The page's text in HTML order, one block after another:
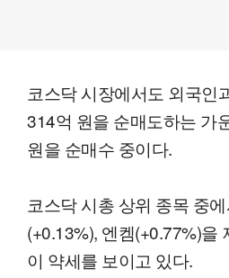
코스닥 시장에서도 외국인
314억 원을 순매도하는 가
원을 순매수 중이다.
코스닥 시총 상위 종목 중
(+0.13%), 엔켐(+0.77%)을
이 약세를 보이고 있다.